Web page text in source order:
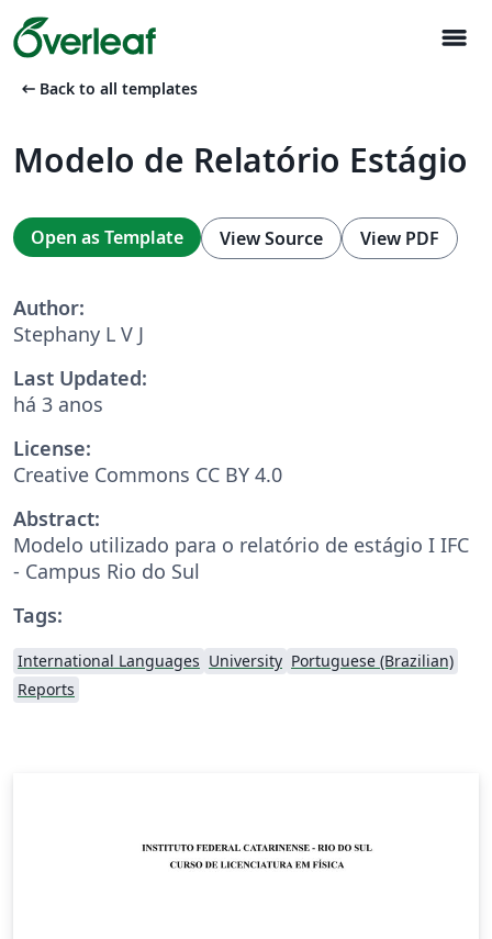
menu
arrow_left_alt Back to all templates
Modelo de Relatório Estágio
Open as Template View Source View PDF
Author:
Stephany L V J
Last Updated:
há 3 anos
License:
Creative Commons CC BY 4.0
Abstract:
Modelo utilizado para o relatório de estágio I IFC
- Campus Rio do Sul
Tags:
International Languages University Portuguese (Brazilian)
Reports